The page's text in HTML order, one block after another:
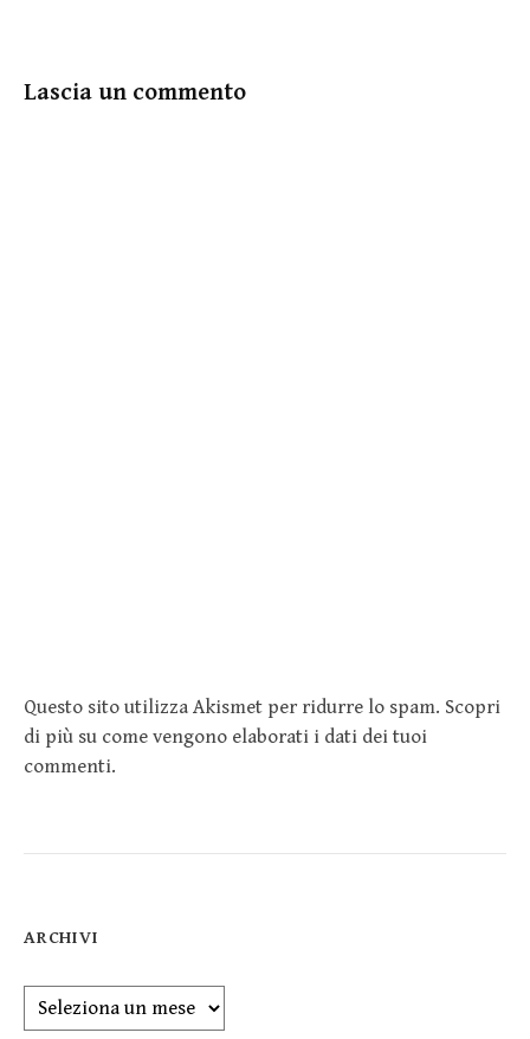
Lascia un commento
Questo sito utilizza Akismet per ridurre lo spam. Scopri
di più su come vengono elaborati i dati dei tuoi
commenti.
ARCHIVI
Archivi